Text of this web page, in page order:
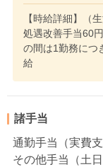
【時給詳細】（
処遇改善手当60
の間は1勤務につ
給
諸手当
通勤手当（実費
その他手当（土